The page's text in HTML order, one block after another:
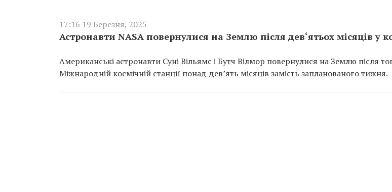
17:16 19 Березня, 2025
Астронавти NASA повернулися на Землю після дев‘ятьох місяців у
Американські астронавти Суні Вільямс і Бутч Вілмор повернулися на Землю після
Міжнародній космічній станції понад дев’ять місяців замість запланованого тижня.